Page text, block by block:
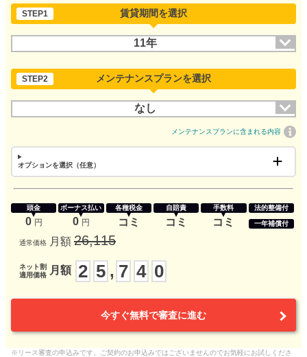
STEP1 賃貸期間を選択
11年
STEP2 メンテナンスプランを選択
なし
メンテナンスプランに含まれる内容
オプションを選択（任意）
頭金
0 円
ボーナス払い
0 円
各種税金
コミ
自賠責
コミ
手数料
コミ
法的整備付
一年補償付
通常価格 月額 26,115
ネット割
適用価格
月額 2 5 , 7 4 0
今すぐ無料で審査に進む
※リース審査の申込みです。ご契約のお申込みではございませんのでお気軽にお試しくださ